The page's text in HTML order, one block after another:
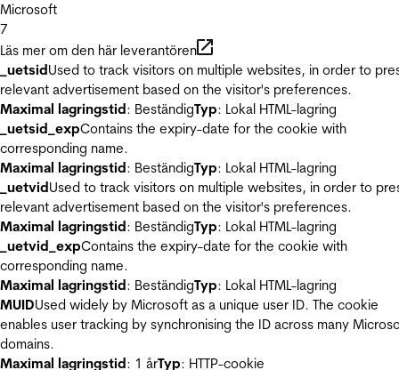
Microsoft
7
Läs mer om den här leverantören
_uetsidUsed to track visitors on multiple websites, in order to
relevant advertisement based on the visitor's preferences.
Maximal lagringstid: BeständigTyp: Lokal HTML-lagring
_uetsid_expContains the expiry-date for the cookie with
corresponding name.
Maximal lagringstid: BeständigTyp: Lokal HTML-lagring
_uetvidUsed to track visitors on multiple websites, in order to
relevant advertisement based on the visitor's preferences.
Maximal lagringstid: BeständigTyp: Lokal HTML-lagring
_uetvid_expContains the expiry-date for the cookie with
corresponding name.
Maximal lagringstid: BeständigTyp: Lokal HTML-lagring
MUIDUsed widely by Microsoft as a unique user ID. The cookie
enables user tracking by synchronising the ID across many
domains.
Maximal lagringstid: 1 årTyp: HTTP-cookie